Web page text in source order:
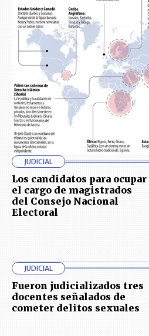
JUDICIAL
Los candidatos para ocupar
el cargo de magistrados
del Consejo Nacional
Electoral
JUDICIAL
Fueron judicializados tres
docentes señalados de
cometer delitos sexuales